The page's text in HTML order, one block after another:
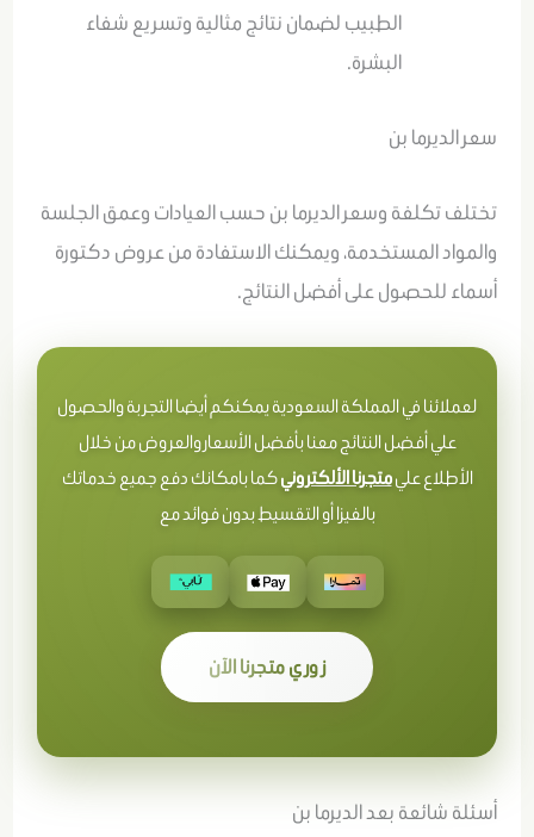
الطبيب لضمان نتائج مثالية وتسريع شفاء
البشرة.
سعر الديرما بن
تختلف تكلفة وسعر الديرما بن حسب العيادات وعمق الجلسة
والمواد المستخدمة، ويمكنك الاستفادة من عروض دكتورة
أسماء للحصول على أفضل النتائج.
لعملائنا في المملكة السعودية يمكنكم أيضا التجربة والحصول
علي أفضل النتائج معنا بأفضل الأسعار والعروض من خلال
الأطلاع عليمتجرنا الألكترونيكما بامكانك دفع جميع خدماتك
بالفيزا أو التقسيط بدون فوائد مع
زوري متجرنا الآن
أسئلة شائعة بعد الديرما بن